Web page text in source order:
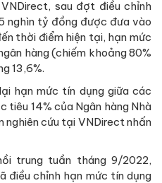
sau đợt điều chỉnh
nghìn tỷ đồng được đưa vào
thời điểm hiện tại, hạn mức
hàng (chiếm khoảng 80%
13,6%.
hạn mức tín dụng giữa các
tiêu 14% của Ngân hàng Nhà
cứu tại VNDirect nhấn
trung tuần tháng 9/2022,
điều chỉnh hạn mức tín dụng